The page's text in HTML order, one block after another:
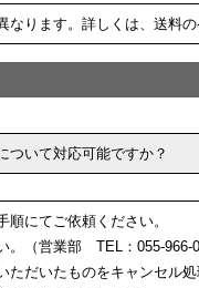
なります。詳しくは、送料
ついて対応可能ですか？
にてご依頼ください。
。（営業部 TEL：055-966-
だいたものをキャンセル